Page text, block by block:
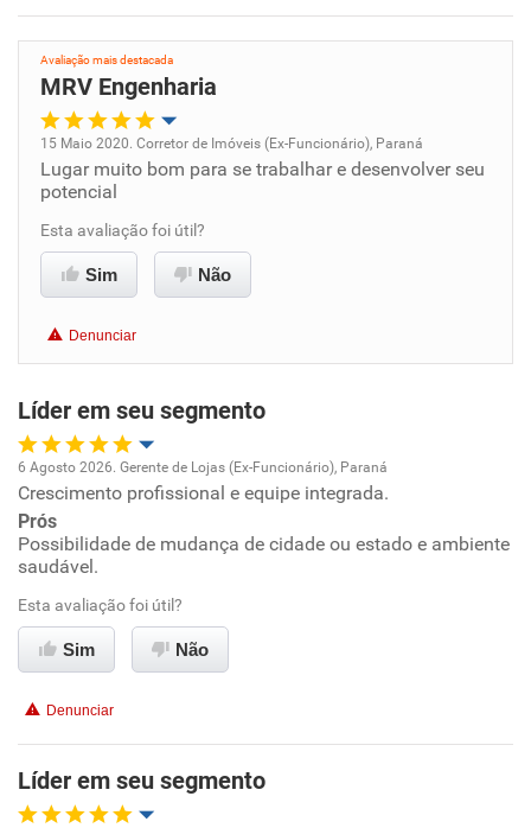
Avaliação mais destacada
MRV Engenharia
Oportunidade de promoção
Ambiente de trabalho
Conciliação com a vida familiar
Recomenda esta empresa
Recomenda a diretoria
15 Maio 2020. Corretor de Imóveis (Ex-Funcionário), Paraná
Lugar muito bom para se trabalhar e desenvolver seu
potencial
Esta avaliação foi útil?
Sim Não
Denunciar
Líder em seu segmento
Oportunidade de promoção
Ambiente de trabalho
Conciliação com a vida familiar
Benefícios
6 Agosto 2026. Gerente de Lojas (Ex-Funcionário), Paraná
Crescimento profissional e equipe integrada.
Prós
Possibilidade de mudança de cidade ou estado e ambiente
saudável.
Esta avaliação foi útil?
Sim Não
Denunciar
Líder em seu segmento